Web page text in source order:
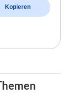
Kopieren